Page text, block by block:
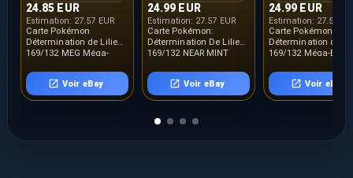
24.85 EUR
Estimation: 27.57 EUR
Carte Pokémon
Détermination de Lilie
169/132 MEG Méga-
Voir eBay
24.99 EUR
Estimation: 27.57 EUR
Carte Pokémon:
Détermination De Lilie
169/132 NEAR MINT
Voir eBay
24.99 EUR
Estimation: 27.57
Carte Pokémon :
Détermination de
169/132 Méga-
Voir eBay